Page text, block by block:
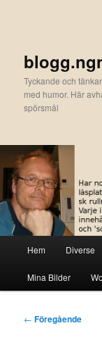
Tyckande och
med humor. Här
spörsmål
Hem Diverse
Mina Bilder
Inläggsnavigering
← Föregående